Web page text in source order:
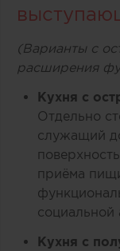
(Варианты с
расширения
Кухня с
Отдельно
служащий
приёма
социальной
Кухня с